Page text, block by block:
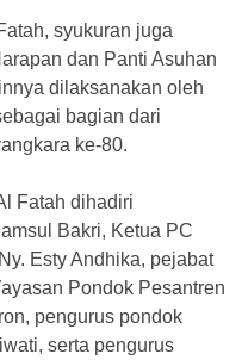
syukuran juga
dan Panti Asuhan
dilaksanakan oleh
bagian dari
ke-80.
Fatah dihadiri
Bakri, Ketua PC
Esty Andhika, pejabat
Pondok Pesantren
pengurus pondok
serta pengurus